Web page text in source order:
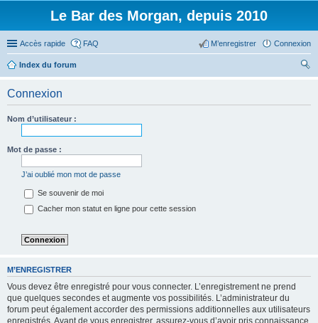
Le Bar des Morgan, depuis 2010
Accès rapide FAQ Connexion
M’enregistrer
Index du forum
Connexion
Nom d’utilisateur :
Mot de passe :
J’ai oublié mon mot de passe
Se souvenir de moi
Cacher mon statut en ligne pour cette session
M’ENREGISTRER
Vous devez être enregistré pour vous connecter. L’enregistrement ne prend
que quelques secondes et augmente vos possibilités. L’administrateur du
forum peut également accorder des permissions additionnelles aux utilisateurs
enregistrés. Avant de vous enregistrer, assurez-vous d’avoir pris connaissance